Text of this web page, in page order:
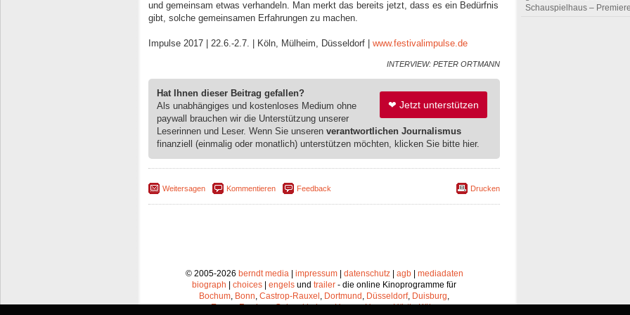
und gemeinsam etwas verhandeln. Man merkt das bereits jetzt, dass es ein Bedürfnis
gibt, solche gemeinsamen Erfahrungen zu machen.
Impulse 2017 | 22.6.-2.7. | Köln, Mülheim, Düsseldorf | www.festivalimpulse.de
INTERVIEW: PETER ORTMANN
❤ Jetzt unterstützen
Hat Ihnen dieser Beitrag gefallen?
Als unabhängiges und kostenloses Medium ohne
paywall brauchen wir die Unterstützung unserer
Leserinnen und Leser. Wenn Sie unseren verantwortlichen Journalismus
finanziell (einmalig oder monatlich) unterstützen möchten, klicken Sie bitte hier.
Weitersagen Kommentieren Feedback Drucken
Schauspielhaus –
© 2005-2026 berndt media| impressum| datenschutz| agb| mediadaten
biograph
choices engels und trailer - die online Kinoprogramme für
Bochum, Bonn, Castrop-Rauxel , Dortmund , Düsseldorf, Duisburg,
Essen,Frechen,Gelsenkirchen,Hagen,Herne,Hürth,Köln,